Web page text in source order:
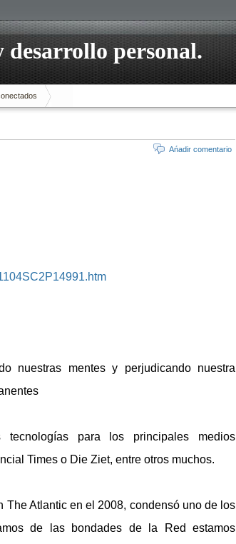
personal.
Ańadir comentario
nuestras mentes y perjudicando nuestra
para los principales medios
Times o Die Ziet, entre otros muchos.
Atlantic en el 2008, condensó uno de los
de las bondades de la Red estamos